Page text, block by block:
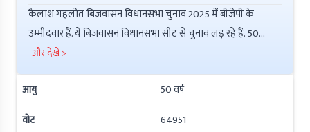
कैलाश गहलोत बिजवासन विधानसभा चुनाव 2025 में बीजेपी के
उम्मीदवार हैं. ये बिजवासन विधानसभा सीट से चुनाव लड़ रहे हैं. 50
वर्षीय कैलाश गहलोत ने Post Graduate की है इनकी कुल संपत्ति ₹
1Crore है. इनके ऊपर ₹ 1.2Crore की देनदारी है. इनके ऊपर
आपराधिक मामले नहीं हैं.
और देखें >
आयु 50वर्ष
वोट
64951